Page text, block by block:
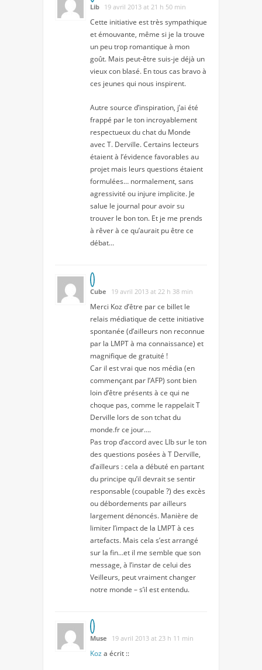
Lib 19 avril 2013 at 21 h 50 min
Cette initiative est très sympathique
et émouvante, même si je la trouve
un peu trop romantique à mon
goût. Mais peut-être suis-je déjà un
vieux con blasé. En tous cas bravo à
ces jeunes qui nous inspirent.
Autre source d’inspiration, j’ai été
frappé par le ton incroyablement
respectueux du chat du Monde
avec T. Derville. Certains lecteurs
étaient à l’évidence favorables au
projet mais leurs questions étaient
formulées… normalement, sans
agressivité ou injure implicite. Je
salue le journal pour avoir su
trouver le bon ton. Et je me prends
à rêver à ce qu’aurait pu être ce
débat…
Cube 19 avril 2013 at 22 h 38 min
Merci Koz d’être par ce billet le
relais médiatique de cette initiative
spontanée (d’ailleurs non reconnue
par la LMPT à ma connaissance) et
magnifique de gratuité !
Car il est vrai que nos média (en
commençant par l’AFP) sont bien
loin d’être présents à ce qui ne
choque pas, comme le rappelait T
Derville lors de son tchat du
monde.fr ce jour….
Pas trop d’accord avec Llb sur le ton
des questions posées à T Derville,
d’ailleurs : cela a débuté en partant
du principe qu’il devrait se sentir
responsable (coupable ?) des excès
ou débordements par ailleurs
largement dénoncés. Manière de
limiter l’impact de la LMPT à ces
artefacts. Mais cela s’est arrangé
sur la fin…et il me semble que son
message, à l’instar de celui des
Veilleurs, peut vraiment changer
notre monde – s’il est entendu.
Muse 19 avril 2013 at 23 h 11 min
Koz a écrit ::